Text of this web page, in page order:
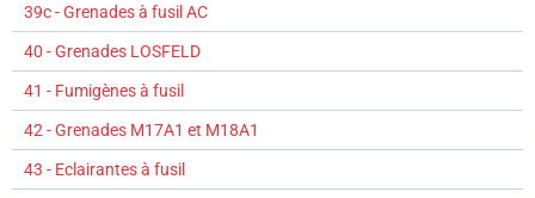
39c - Grenades à fusil AC
40 - Grenades LOSFELD
41 - Fumigènes à fusil
42 - Grenades M17A1 et M18A1
43 - Eclairantes à fusil